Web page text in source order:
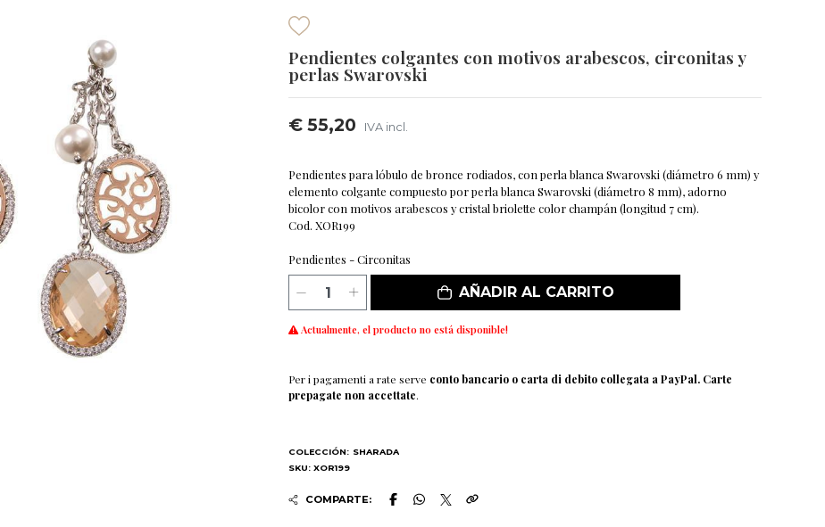
Pendientes colgantes con motivos arabescos, circonitas y
perlas Swarovski
€ 55,20 IVA incl.
Pendientes para lóbulo de bronce rodiados, con perla blanca Swarovski (diámetro 6 mm) y
elemento colgante compuesto por perla blanca Swarovski (diámetro 8 mm), adorno
bicolor con motivos arabescos y cristal briolette color champán (longitud 7 cm).
Cod. XOR199
Pendientes - Circonitas
AÑADIR AL CARRITO
Actualmente, el producto no está disponible!
Per i pagamenti a rate serve conto bancario o carta di debito collegata a PayPal. Carte
prepagate non accettate.
COLECCIÓN: SHARADA
SKU: XOR199
COMPARTE: